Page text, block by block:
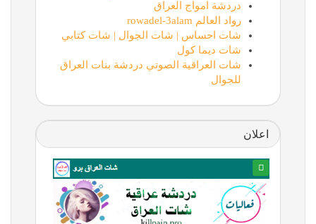
دردشة امواج العراق
رواد العالم rowadel-3alam
شات احساس | شات الجوال | شات كتابي
شات ديما كول
شات العراقية الصوتي دردشة بنات العراق
للجوال
اعلان